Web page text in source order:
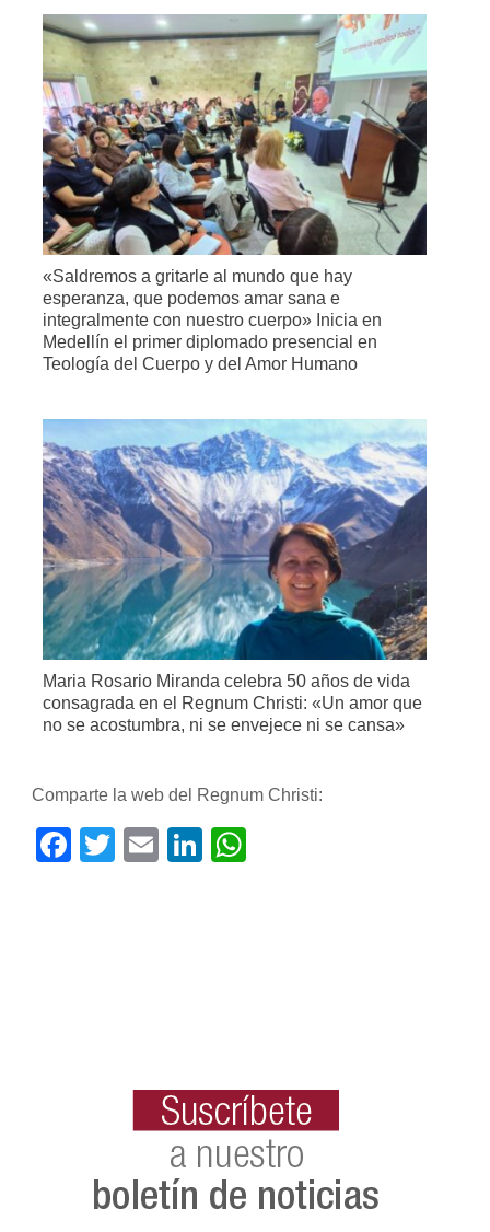
«Saldremos a gritarle al mundo que hay
esperanza, que podemos amar sana e
integralmente con nuestro cuerpo» Inicia en
Medellín el primer diplomado presencial en
Teología del Cuerpo y del Amor Humano
Maria Rosario Miranda celebra 50 años de vida
consagrada en el Regnum Christi: «Un amor que
no se acostumbra, ni se envejece ni se cansa»
Comparte la web del Regnum Christi:
Facebook
Twitter
EmailLinkedIn